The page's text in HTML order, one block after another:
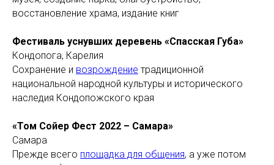
восстановление храма, издание книг
Фестиваль уснувших деревень «Спасская Губа»
Кондопога, Карелия
Сохранение и возрождение традиционной
национальной народной культуры и исторического
наследия Кондопожского края
«Том Сойер Фест 2022 – Самара»
Самара
Прежде всего площадка для общения, а уже потом